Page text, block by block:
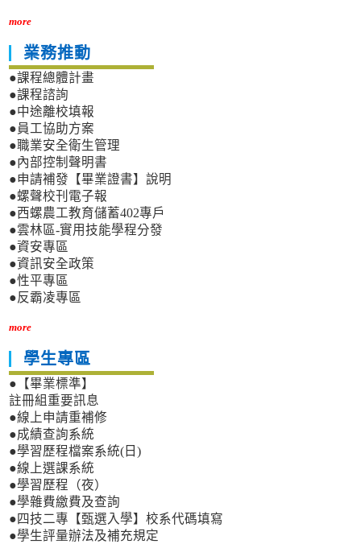
more
業務推動
●課程總體計畫
●課程諮詢
●中途離校填報
●員工協助方案
●職業安全衛生管理
●內部控制聲明書
●申請補發【畢業證書】說明
●螺聲校刊電子報
●西螺農工教育儲蓄402專戶
●雲林區-實用技能學程分發
●資安專區
●資訊安全政策
●性平專區
●反霸凌專區
more
學生專區
●【畢業標準】
註冊組重要訊息
●線上申請重補修
●成績查詢系統
●學習歷程檔案系統(日)
●線上選課系統
●學習歷程（夜）
●學雜費繳費及查詢
●四技二專【甄選入學】校系代碼填寫
●學生評量辦法及補充規定